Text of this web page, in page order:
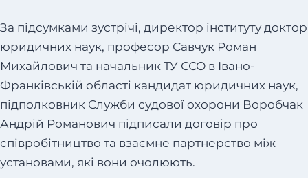
За підсумками зустрічі, директор інституту доктор
юридичних наук, професор Савчук Роман
Михайлович та начальник ТУ ССО в Івано-
Франківській області кандидат юридичних наук,
підполковник Служби судової охорони Воробчак
Андрій Романович підписали договір про
співробітництво та взаємне партнерство між
установами, які вони очолюють.